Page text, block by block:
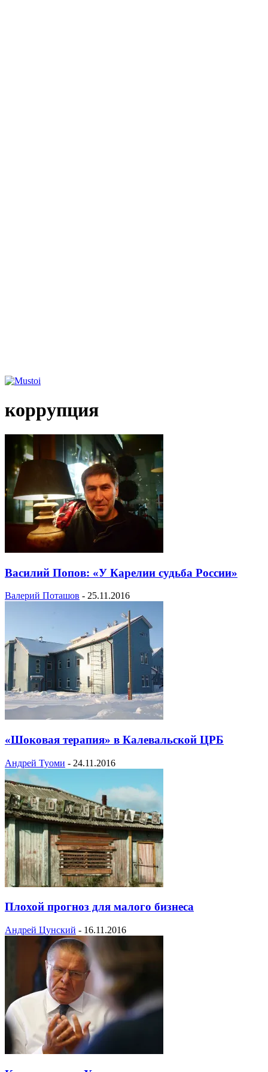
коррупция
Василий Попов: «У Карелии судьба России»
Валерий Поташов - 25.11.2016
«Шоковая терапия» в Калевальской ЦРБ
Андрей Туоми - 24.11.2016
Плохой прогноз для малого бизнеса
Андрей Цунский - 16.11.2016